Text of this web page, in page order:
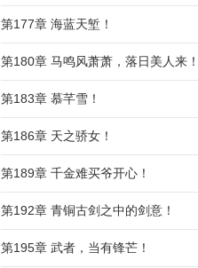
第177章 海蓝天堑！
第180章 马鸣风萧萧，落日美人来！
第183章 慕芊雪！
第186章 天之骄女！
第189章 千金难买爷开心！
第192章 青铜古剑之中的剑意！
第195章 武者，当有锋芒！